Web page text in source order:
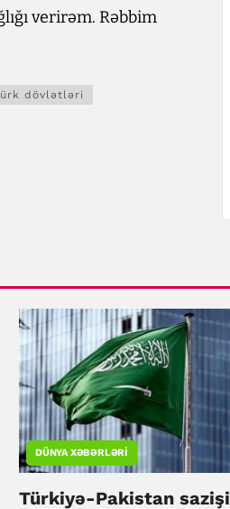
verirəm. Rəbbim
dövlətləri
DÜNYA XƏBƏRLƏRI
Türkiyə-Pakistan sazişi